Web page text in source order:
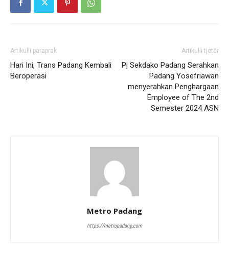
Artikulli paraprak
Hari Ini, Trans Padang Kembali
Beroperasi
Artikulli tjetër
Pj Sekdako Padang Serahkan
Padang Yosefriawan
menyerahkan Penghargaan
Employee of The 2nd
Semester 2024 ASN
Metro Padang
https://metropadang.com